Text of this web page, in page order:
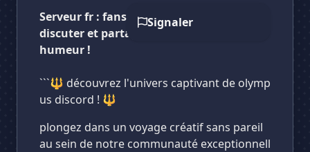
Signaler
Serveur fr : fans réunis, échanger,
discuter et partager dans une bonne
humeur !
```🔱 découvrez l'univers captivant de olymp
us discord ! 🔱
plongez dans un voyage créatif sans pareil
au sein de notre communauté exceptionnell